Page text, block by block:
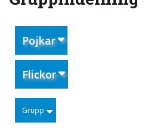
Pojkar
Flickor
Grupp